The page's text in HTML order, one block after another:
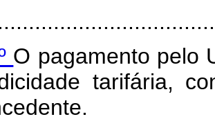
O pagamento pelo
tarifária,